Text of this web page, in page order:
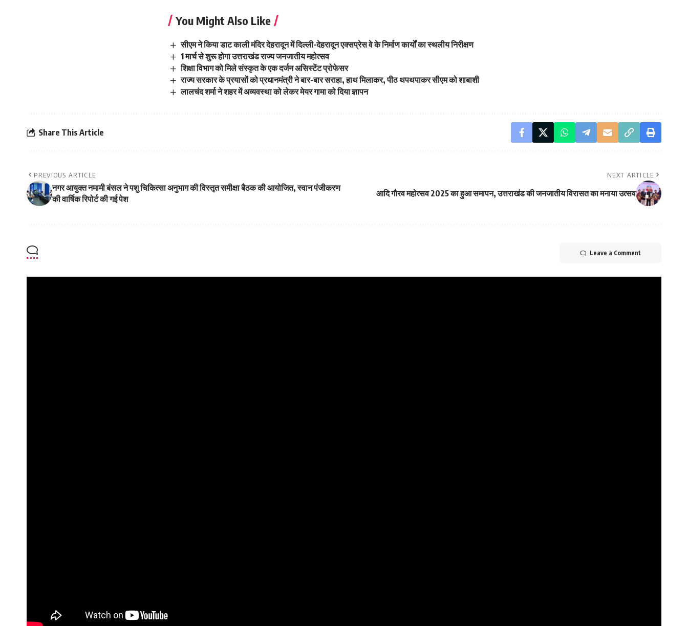
You Might Also Like
सीएम ने किया डाट काली मंदिर देहरादून में दिल्ली-देहरादून एक्सप्रेस वे के निर्माण कार्यों का स्थलीय निरीक्षण
1 मार्च से शुरू होगा उत्तराखंड राज्य जनजातीय महोत्सव
शिक्षा विभाग को मिले संस्कृत के एक दर्जन असिस्टेंट प्रोफेसर
राज्य सरकार के प्रयासों को प्रधानमंत्री ने बार-बार सराहा, हाथ मिलाकर, पीठ थपथपाकर सीएम को शाबाशी
लालचंद शर्मा ने शहर में अव्यवस्था को लेकर मेयर गामा को दिया ज्ञापन
Share This Article
PREVIOUS ARTICLE
नगर आयुक्त नमामी बंसल ने पशु चिकित्सा अनुभाग की विस्तृत समीक्षा बैठक की आयोजित, स्वान पंजीकरण
की वार्षिक रिपोर्ट की गई पेश
NEXT ARTICLE
आदि गौरव महोत्सव 2025 का हुआ समापन, उत्तराखंड की जनजातीय विरासत का मनाया उत्सव
Leave a Comment